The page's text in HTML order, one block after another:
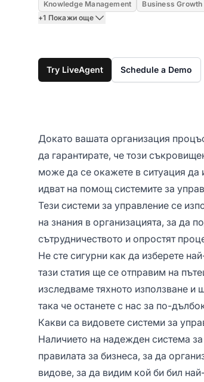
Knowledge Management Business Growth
+1 Покажи още
Try LiveAgent Schedule a Demo
Докато вашата организация
да гарантирате, че този
може да се окажете в ситуация да
идват на помощ системите за
Тези системи за управление се
на знания в организацията, за да
сътрудничеството и опростят
Не сте сигурни как да изберете
тази статия ще се отправим на
изследваме тяхното използване
така че останете с нас за по-
Какви са видовете системи за
Наличието на надежден система
правилата за бизнеса, за да
видове, за да видим кой би бил